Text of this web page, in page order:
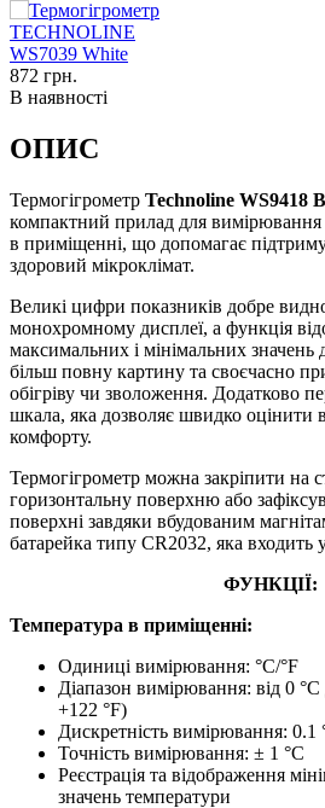
872 грн.
В наявності
ОПИС
Термогігрометр Technoline WS9418
компактний прилад для вимірювання
в приміщенні, що допомагає
здоровий мікроклімат.
Великі цифри показників добре
монохромному дисплеї, а функція
максимальних і мінімальних значень
більш повну картину та своєчасно
обігріву чи зволоження. Додатково
шкала, яка дозволяє швидко оцінити
комфорту.
Термогігрометр можна закріпити на
горизонтальну поверхню або
поверхні завдяки вбудованим
батарейка типу CR2032, яка входить
ФУНКЦІЇ:
Температура в приміщенні:
Одиниці вимірювання: °С/°F
Діапазон вимірювання: від 0
+122 °F)
Дискретність вимірювання: 0.1
Точність вимірювання: ± 1 °С
Реєстрація та відображення
значень температури